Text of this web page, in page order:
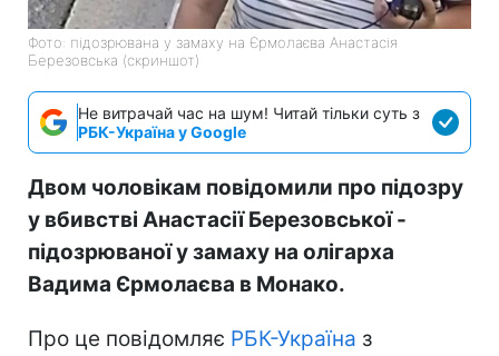
Фото: підозрювана у замаху на Єрмолаєва Анастасія
Березовська (скриншот)
Не витрачай час на шум! Читай тільки суть з
РБК-Україна у Google
Двом чоловікам повідомили про підозру
у вбивстві Анастасії Березовської -
підозрюваної у замаху на олігарха
Вадима Єрмолаєва в Монако.
Про це повідомляє РБК-Україна з